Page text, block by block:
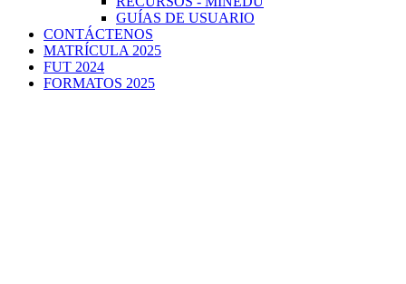
GUÍAS DE USUARIO
CONTÁCTENOS
MATRÍCULA 2025
FUT 2024
FORMATOS 2025